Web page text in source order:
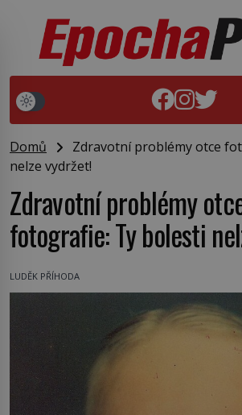
Domů
Zdravotní problémy otce
nelze vydržet!
Zdravotní problémy
fotografie: Ty bolesti
LUDĚK PŘÍHODA